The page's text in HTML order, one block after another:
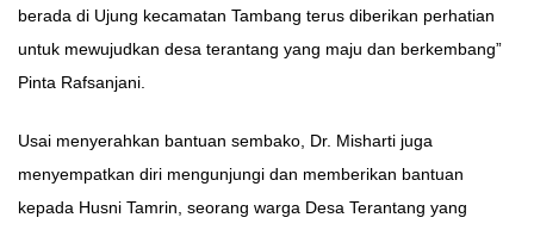
berada di Ujung kecamatan Tambang terus diberikan perhatian
untuk mewujudkan desa terantang yang maju dan berkembang”
Pinta Rafsanjani.
Usai menyerahkan bantuan sembako, Dr. Misharti juga
menyempatkan diri mengunjungi dan memberikan bantuan
kepada Husni Tamrin, seorang warga Desa Terantang yang